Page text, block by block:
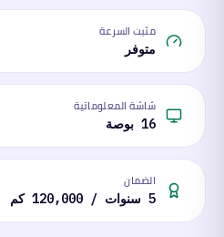
مثبت السرعة
متوفر
شاشة المعلوماتية
16 بوصة
الضمان
5 سنوات / 120,000 كم